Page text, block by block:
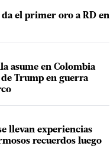
da el primer oro a RD en
asume en Colombia
Trump en guerra
llevan experiencias
recuerdos luego